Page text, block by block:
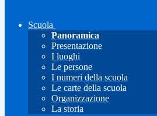
Scuola
Panoramica
Presentazione
I luoghi
Le persone
I numeri della scuola
Le carte della scuola
Organizzazione
La storia